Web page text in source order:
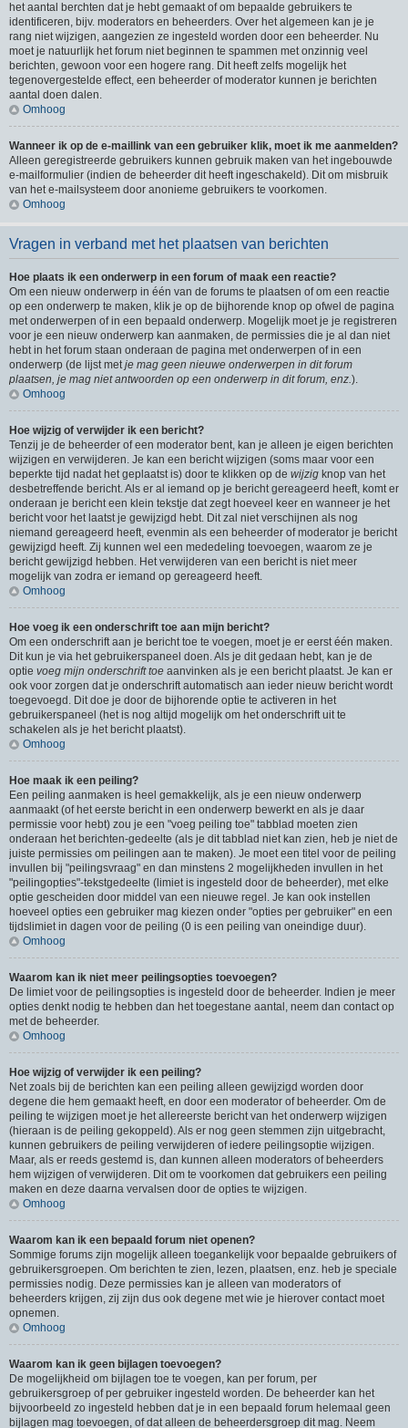
het aantal berchten dat je hebt gemaakt of om bepaalde gebruikers te
identificeren, bijv. moderators en beheerders. Over het algemeen kan je je
rang niet wijzigen, aangezien ze ingesteld worden door een beheerder. Nu
moet je natuurlijk het forum niet beginnen te spammen met onzinnig veel
berichten, gewoon voor een hogere rang. Dit heeft zelfs mogelijk het
tegenovergestelde effect, een beheerder of moderator kunnen je berichten
aantal doen dalen.
Omhoog
Wanneer ik op de e-maillink van een gebruiker klik, moet ik me aanmelden?
Alleen geregistreerde gebruikers kunnen gebruik maken van het ingebouwde
e-mailformulier (indien de beheerder dit heeft ingeschakeld). Dit om misbruik
van het e-mailsysteem door anonieme gebruikers te voorkomen.
Omhoog
Vragen in verband met het plaatsen van berichten
Hoe plaats ik een onderwerp in een forum of maak een reactie?
Om een nieuw onderwerp in één van de forums te plaatsen of om een reactie
op een onderwerp te maken, klik je op de bijhorende knop op ofwel de pagina
met onderwerpen of in een bepaald onderwerp. Mogelijk moet je je registreren
voor je een nieuw onderwerp kan aanmaken, de permissies die je al dan niet
hebt in het forum staan onderaan de pagina met onderwerpen of in een
onderwerp (de lijst metje mag geen nieuwe onderwerpen in dit forum
plaatsen, je mag niet antwoorden op een onderwerp in dit forum, enz.).
Omhoog
Hoe wijzig of verwijder ik een bericht?
Tenzij je de beheerder of een moderator bent, kan je alleen je eigen berichten
wijzigen en verwijderen. Je kan een bericht wijzigen (soms maar voor een
beperkte tijd nadat het geplaatst is) door te klikken op de wijzig knop van het
desbetreffende bericht. Als er al iemand op je bericht gereageerd heeft, komt er
onderaan je bericht een klein tekstje dat zegt hoeveel keer en wanneer je het
bericht voor het laatst je gewijzigd hebt. Dit zal niet verschijnen als nog
niemand gereageerd heeft, evenmin als een beheerder of moderator je bericht
gewijzigd heeft. Zij kunnen wel een mededeling toevoegen, waarom ze je
bericht gewijzigd hebben. Het verwijderen van een bericht is niet meer
mogelijk van zodra er iemand op gereageerd heeft.
Omhoog
Hoe voeg ik een onderschrift toe aan mijn bericht?
Om een onderschrift aan je bericht toe te voegen, moet je er eerst één maken.
Dit kun je via het gebruikerspaneel doen. Als je dit gedaan hebt, kan je de
optie voeg mijn onderschrift toe aanvinken als je een bericht plaatst. Je kan er
ook voor zorgen dat je onderschrift automatisch aan ieder nieuw bericht wordt
toegevoegd. Dit doe je door de bijhorende optie te activeren in het
gebruikerspaneel (het is nog altijd mogelijk om het onderschrift uit te
schakelen als je het bericht plaatst).
Omhoog
Hoe maak ik een peiling?
Een peiling aanmaken is heel gemakkelijk, als je een nieuw onderwerp
aanmaakt (of het eerste bericht in een onderwerp bewerkt en als je daar
permissie voor hebt) zou je een "voeg peiling toe" tabblad moeten zien
onderaan het berichten-gedeelte (als je dit tabblad niet kan zien, heb je niet de
juiste permissies om peilingen aan te maken). Je moet een titel voor de peiling
invullen bij "peilingsvraag" en dan minstens 2 mogelijkheden invullen in het
"peilingopties"-tekstgedeelte (limiet is ingesteld door de beheerder), met elke
optie gescheiden door middel van een nieuwe regel. Je kan ook instellen
hoeveel opties een gebruiker mag kiezen onder "opties per gebruiker" en een
tijdslimiet in dagen voor de peiling (0 is een peiling van oneindige duur).
Omhoog
Waarom kan ik niet meer peilingsopties toevoegen?
De limiet voor de peilingsopties is ingesteld door de beheerder. Indien je meer
opties denkt nodig te hebben dan het toegestane aantal, neem dan contact op
met de beheerder.
Omhoog
Hoe wijzig of verwijder ik een peiling?
Net zoals bij de berichten kan een peiling alleen gewijzigd worden door
degene die hem gemaakt heeft, en door een moderator of beheerder. Om de
peiling te wijzigen moet je het allereerste bericht van het onderwerp wijzigen
(hieraan is de peiling gekoppeld). Als er nog geen stemmen zijn uitgebracht,
kunnen gebruikers de peiling verwijderen of iedere peilingsoptie wijzigen.
Maar, als er reeds gestemd is, dan kunnen alleen moderators of beheerders
hem wijzigen of verwijderen. Dit om te voorkomen dat gebruikers een peiling
maken en deze daarna vervalsen door de opties te wijzigen.
Omhoog
Waarom kan ik een bepaald forum niet openen?
Sommige forums zijn mogelijk alleen toegankelijk voor bepaalde gebruikers of
gebruikersgroepen. Om berichten te zien, lezen, plaatsen, enz. heb je speciale
permissies nodig. Deze permissies kan je alleen van moderators of
beheerders krijgen, zij zijn dus ook degene met wie je hierover contact moet
opnemen.
Omhoog
Waarom kan ik geen bijlagen toevoegen?
De mogelijkheid om bijlagen toe te voegen, kan per forum, per
gebruikersgroep of per gebruiker ingesteld worden. De beheerder kan het
bijvoorbeeld zo ingesteld hebben dat je in een bepaald forum helemaal geen
bijlagen mag toevoegen, of dat alleen de beheerdersgroep dit mag. Neem